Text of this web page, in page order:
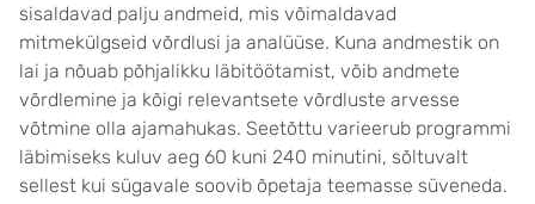
sisaldavad palju andmeid, mis võimaldavad
mitmekülgseid võrdlusi ja analüüse. Kuna andmestik on
lai ja nõuab põhjalikku läbitöötamist, võib andmete
võrdlemine ja kõigi relevantsete võrdluste arvesse
võtmine olla ajamahukas. Seetõttu varieerub programmi
läbimiseks kuluv aeg 60 kuni 240 minutini, sõltuvalt
sellest kui sügavale soovib õpetaja teemasse süveneda.